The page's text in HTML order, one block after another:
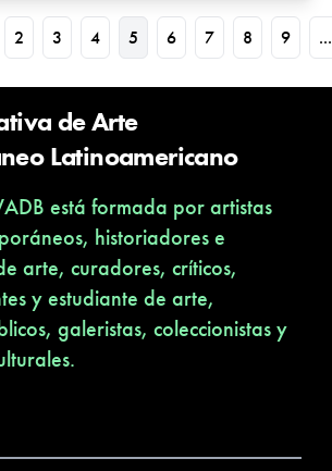
2 3 4 5 6 7 8 9 ...
de Arte
Latinoamericano
está formada por artistas
historiadores e
arte, curadores, críticos,
y estudiante de arte,
galeristas, coleccionistas y